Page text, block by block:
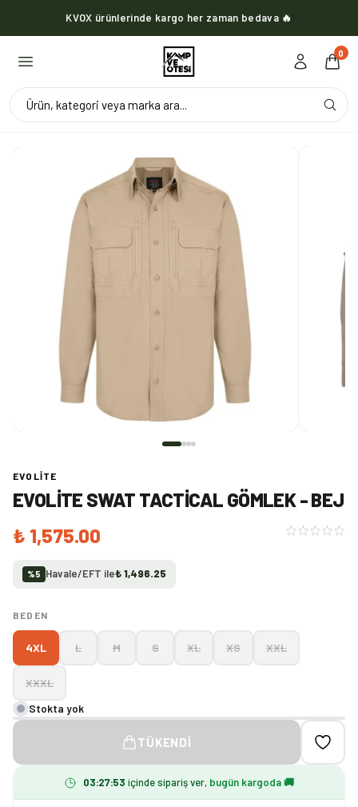
KVOX ürünlerinde kargo her zaman bedava 🔥
0
Ürün, kategori veya marka ara...
EVOLITE
EVOLITE SWAT TACTICAL GÖMLEK - BEJ
₺ 1,575.00
%5 Havale/EFT ile₺ 1,496.25
BEDEN
4XL L M S XL XS XXL
XXXL
Stokta yok
TÜKENDI
03:27:53 içinde sipariş ver, bugün kargoda 🚚